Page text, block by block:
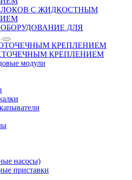
С ЖИДКОСТНЫМ
ДЛЯ
КРЕПЛЕНИЕМ
КРЕПЛЕНИЕМ
модули
насосы)
приставки